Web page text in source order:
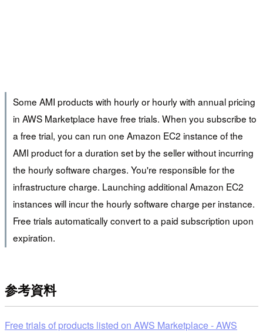
Some AMI products with hourly or hourly with annual pricing
in AWS Marketplace have free trials. When you subscribe to
a free trial, you can run one Amazon EC2 instance of the
AMI product for a duration set by the seller without incurring
the hourly software charges. You're responsible for the
infrastructure charge. Launching additional Amazon EC2
instances will incur the hourly software charge per instance.
Free trials automatically convert to a paid subscription upon
expiration.
参考資料
Free trials of products listed on AWS Marketplace - AWS